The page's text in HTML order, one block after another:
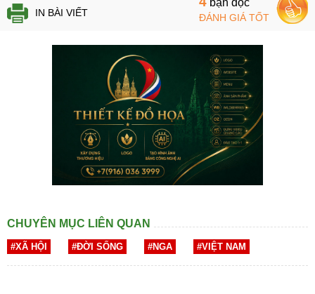
IN BÀI VIẾT
bạn đọc
ĐÁNH GIÁ TỐT
CHUYÊN MỤC LIÊN QUAN
#XÃ HỘI #ĐỜI SỐNG #NGA #VIỆT NAM